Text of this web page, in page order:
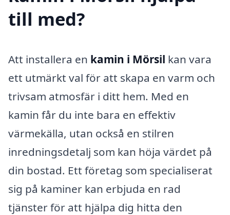
till med?
Att installera en kamin i Mörsil kan vara
ett utmärkt val för att skapa en varm och
trivsam atmosfär i ditt hem. Med en
kamin får du inte bara en effektiv
värmekälla, utan också en stilren
inredningsdetalj som kan höja värdet på
din bostad. Ett företag som specialiserat
sig på kaminer kan erbjuda en rad
tjänster för att hjälpa dig hitta den